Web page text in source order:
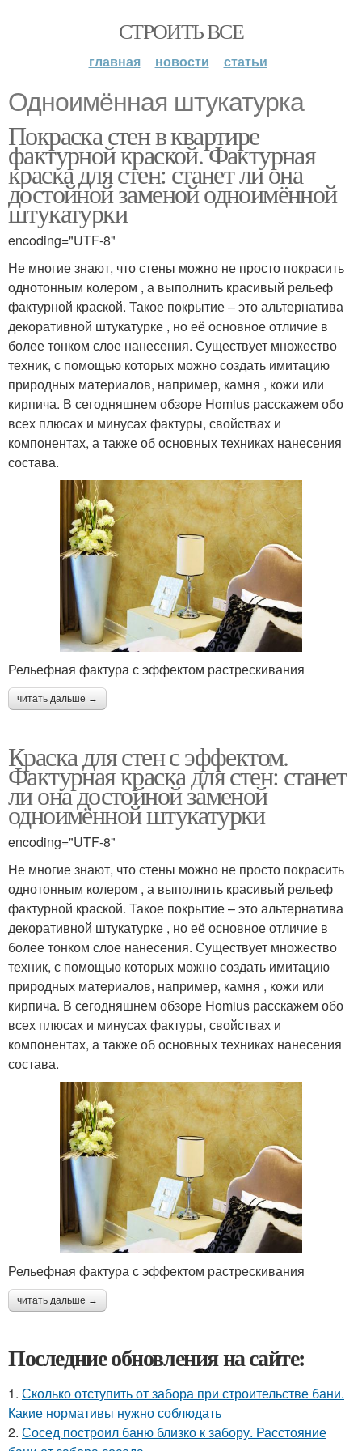
СТРОИТЬ ВСЕ
главная новости статьи
Одноимённая штукатурка
Покраска стен в квартире
фактурной краской. Фактурная
краска для стен: станет ли она
достойной заменой одноимённой
штукатурки
encoding="UTF-8"
Не многие знают, что стены можно не просто покрасить
однотонным колером , а выполнить красивый рельеф
фактурной краской. Такое покрытие – это альтернатива
декоративной штукатурке , но её основное отличие в
более тонком слое нанесения. Существует множество
техник, с помощью которых можно создать имитацию
природных материалов, например, камня , кожи или
кирпича. В сегодняшнем обзоре Homius расскажем обо
всех плюсах и минусах фактуры, свойствах и
компонентах, а также об основных техниках нанесения
состава.
Рельефная фактура с эффектом растрескивания
читать дальше →
Краска для стен с эффектом.
Фактурная краска для стен: станет
ли она достойной заменой
одноимённой штукатурки
encoding="UTF-8"
Не многие знают, что стены можно не просто покрасить
однотонным колером , а выполнить красивый рельеф
фактурной краской. Такое покрытие – это альтернатива
декоративной штукатурке , но её основное отличие в
более тонком слое нанесения. Существует множество
техник, с помощью которых можно создать имитацию
природных материалов, например, камня , кожи или
кирпича. В сегодняшнем обзоре Homius расскажем обо
всех плюсах и минусах фактуры, свойствах и
компонентах, а также об основных техниках нанесения
состава.
Рельефная фактура с эффектом растрескивания
читать дальше →
Последние обновления на сайте:
1. Сколько отступить от забора при строительстве бани.
Какие нормативы нужно соблюдать
2. Сосед построил баню близко к забору. Расстояние